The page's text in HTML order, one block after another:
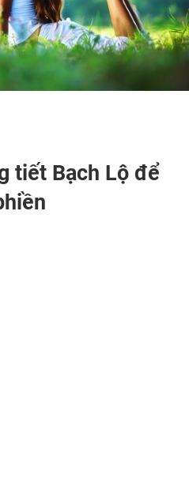
tiết Bạch Lộ để